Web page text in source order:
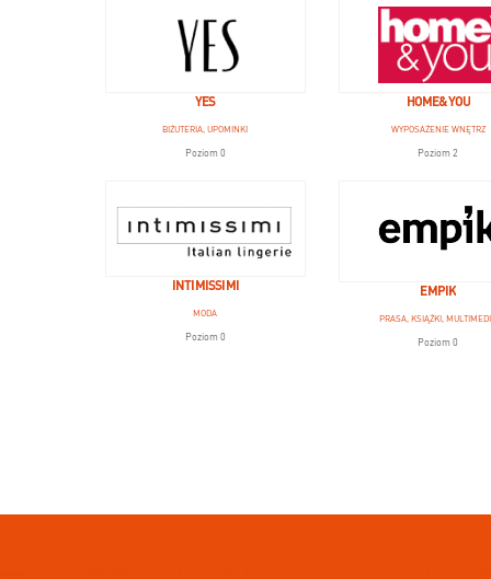
YES
BIŻUTERIA, UPOMINKI
Poziom 0
HOME&YOU
WYPOSAŻENIE WNĘTRZ
Poziom 2
INTIMISSIMI
MODA
Poziom 0
EMPIK
PRASA, KSIĄŻKI,
Poziom 0